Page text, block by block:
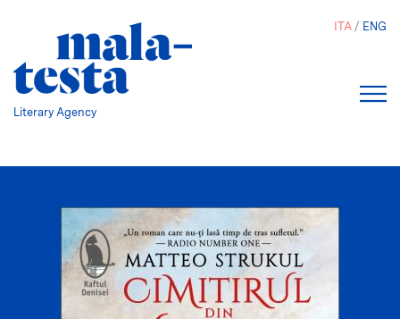
Literary Agency
ITA ENG